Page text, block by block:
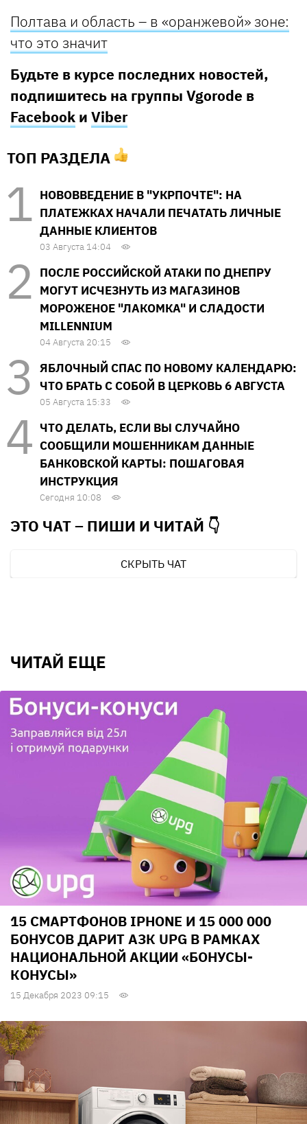
Полтава и область – в «оранжевой» зоне:
что это значит
Будьте в курсе последних новостей,
подпишитесь на группы Vgorode в
Facebook и Viber
ТОП РАЗДЕЛА
НОВОВВЕДЕНИЕ В "УКРПОЧТЕ": НА
ПЛАТЕЖКАХ НАЧАЛИ ПЕЧАТАТЬ ЛИЧНЫЕ
ДАННЫЕ КЛИЕНТОВ
03 Августа 14:04
ПОСЛЕ РОССИЙСКОЙ АТАКИ ПО ДНЕПРУ
МОГУТ ИСЧЕЗНУТЬ ИЗ МАГАЗИНОВ
МОРОЖЕНОЕ "ЛАКОМКА" И СЛАДОСТИ
MILLENNIUM
04 Августа 20:15
ЯБЛОЧНЫЙ СПАС ПО НОВОМУ КАЛЕНДАРЮ:
ЧТО БРАТЬ С СОБОЙ В ЦЕРКОВЬ 6 АВГУСТА
05 Августа 15:33
ЧТО ДЕЛАТЬ, ЕСЛИ ВЫ СЛУЧАЙНО
СООБЩИЛИ МОШЕННИКАМ ДАННЫЕ
БАНКОВСКОЙ КАРТЫ: ПОШАГОВАЯ
ИНСТРУКЦИЯ
Сегодня 10:08
ЭТО ЧАТ – ПИШИ И ЧИТАЙ 👇
СКРЫТЬ ЧАТ
ЧИТАЙ ЕЩЕ
15 СМАРТФОНОВ IPHONE И 15 000 000
БОНУСОВ ДАРИТ АЗК UPG В РАМКАХ
НАЦИОНАЛЬНОЙ АКЦИИ «БОНУСЫ-
КОНУСЫ»
15 Декабря 2023 09:15